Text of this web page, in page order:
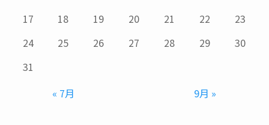
17
18 19 20 21 22
23
24
25 26 27 28 29
30
31
« 7月
9月 »